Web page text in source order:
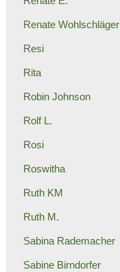
Renate Wohlschläger
Resi
Rita
Robin Johnson
Rolf L.
Rosi
Roswitha
Ruth KM
Ruth M.
Sabina Rademacher
Sabine Birndorfer